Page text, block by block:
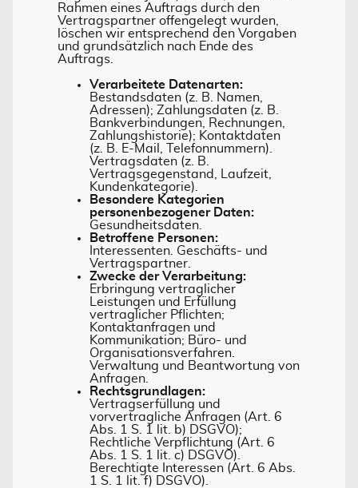
Rahmen eines Auftrags durch den
Vertragspartner offengelegt wurden,
löschen wir entsprechend den Vorgaben
und grundsätzlich nach Ende des
Auftrags.
Verarbeitete Datenarten:
Bestandsdaten (z. B. Namen,
Adressen); Zahlungsdaten (z. B.
Bankverbindungen, Rechnungen,
Zahlungshistorie); Kontaktdaten
(z. B. E-Mail, Telefonnummern).
Vertragsdaten (z. B.
Vertragsgegenstand, Laufzeit,
Kundenkategorie).
Besondere Kategorien
personenbezogener Daten:
Gesundheitsdaten.
Betroffene Personen:
Interessenten. Geschäfts- und
Vertragspartner.
Zwecke der Verarbeitung:
Erbringung vertraglicher
Leistungen und Erfüllung
vertraglicher Pflichten;
Kontaktanfragen und
Kommunikation; Büro- und
Organisationsverfahren.
Verwaltung und Beantwortung von
Anfragen.
Rechtsgrundlagen:
Vertragserfüllung und
vorvertragliche Anfragen (Art. 6
Abs. 1 S. 1 lit. b) DSGVO);
Rechtliche Verpflichtung (Art. 6
Abs. 1 S. 1 lit. c) DSGVO).
Berechtigte Interessen (Art. 6 Abs.
1 S. 1 lit. f) DSGVO).